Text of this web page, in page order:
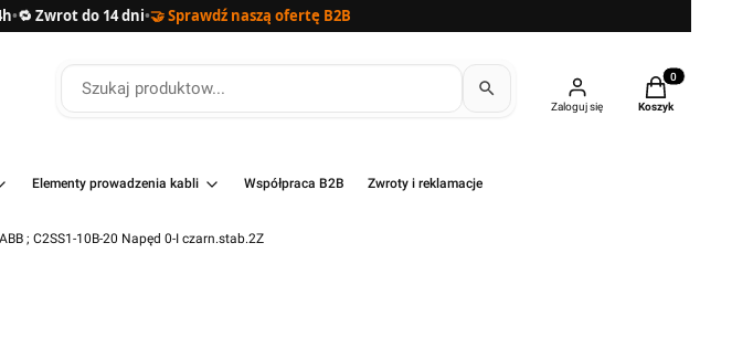
•🔁 Zwrot do 14 dni•🤝 Sprawdź naszą ofertę B2B
Zaloguj się
Produkty w
Koszyk
Elementy prowadzenia kabli Współpraca B2B Zwroty i reklamacje
ABB ; C2SS1-10B-20 Napęd 0-I czarn.stab.2Z